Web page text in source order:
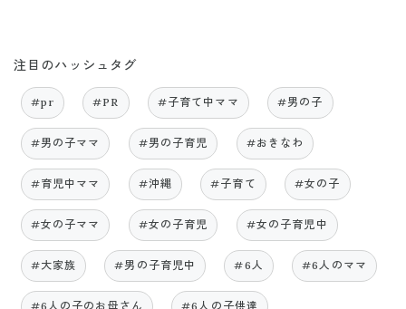
注目のハッシュタグ
#pr #PR #子育て中ママ #男の子
#男の子ママ #男の子育児 #おきなわ
#育児中ママ #沖縄 #子育て #女の子
#女の子ママ #女の子育児 #女の子育児中
#大家族 #男の子育児中 #6人 #6人のママ
#6人の子のお母さん #6人の子供達